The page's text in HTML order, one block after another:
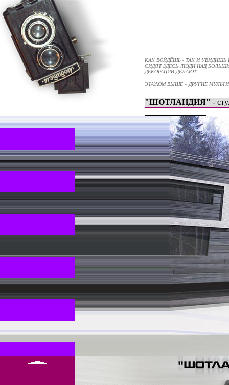
КАК ВОЙДЁШЬ - ТАК И УВИДИШЬ
СИДЯТ ЗДЕСЬ ЛЮДИ НАД
ДЕКОРАЦИИ ДЕЛАЮТ.
ЭТАЖОМ ВЫШЕ – ДРУГИЕ
"ШОТЛАНДИЯ" -